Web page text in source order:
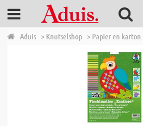
Aduis > Knutselshop > Papier en karton